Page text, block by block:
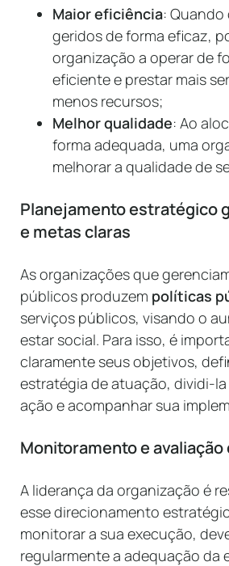
Maior eficiência:
geridos de forma eficaz,
organização a operar de
eficiente e prestar mais
menos recursos;
Melhor qualidade: Ao
forma adequada, uma
melhorar a qualidade de
Planejamento estratégico
e metas claras
As organizações que
públicos produzem políticas
serviços públicos, visando o
estar social. Para isso, é
claramente seus objetivos,
estratégia de atuação, dividi-la
ação e acompanhar sua
Monitoramento e
A liderança da organização é
esse direcionamento
monitorar a sua execução,
regularmente a adequação da